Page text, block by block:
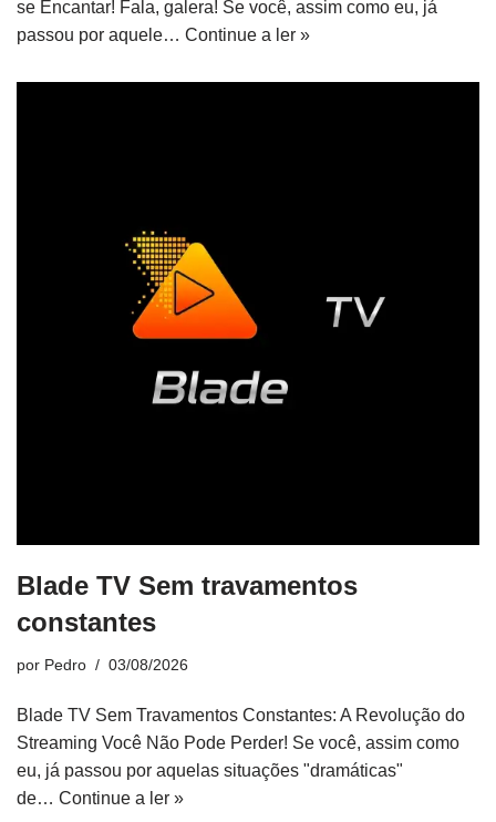
se Encantar! Fala, galera! Se você, assim como eu, já
passou por aquele… Continue a ler »
Blade TV Sem travamentos
constantes
por Pedro 03/08/2026
Blade TV Sem Travamentos Constantes: A Revolução do
Streaming Você Não Pode Perder! Se você, assim como
eu, já passou por aquelas situações "dramáticas"
de… Continue a ler »